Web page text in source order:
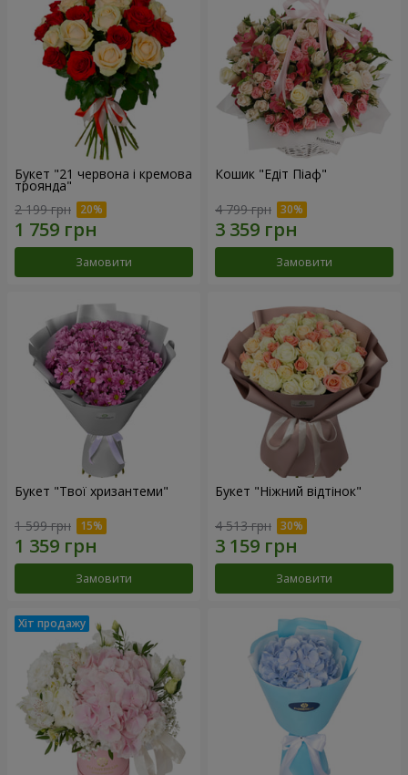
Букет "21 червона і кремова
троянда"
2 199 грн
Замовити
Кошик "Едіт Піаф"
4 799 грн
Замовити
Букет "Твої хризантеми"
1 599 грн
Замовити
Букет "Ніжний відтінок"
4 513 грн
Замовити